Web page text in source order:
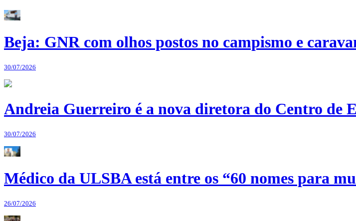
Beja: GNR com olhos postos no campismo e
30/07/2026
Andreia Guerreiro é a nova diretora do Centro de
30/07/2026
Médico da ULSBA está entre os “60 nomes para
26/07/2026